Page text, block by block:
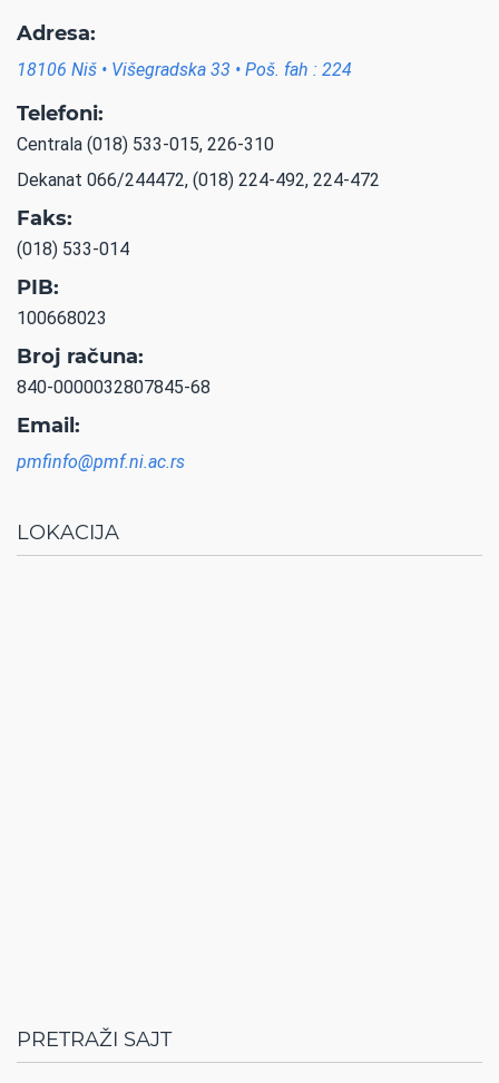
Adresa:
18106 Niš • Višegradska 33 • Poš. fah : 224
Telefoni:
Centrala (018) 533-015, 226-310
Dekanat 066/244472, (018) 224-492, 224-472
Faks:
(018) 533-014
PIB:
100668023
Broj računa:
840-0000032807845-68
Email:
pmfinfo@pmf.ni.ac.rs
LOKACIJA
PRETRAŽI SAJT